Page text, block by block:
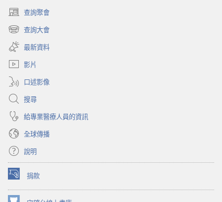
查詢聚會
（開
啟
新
視
窗）
查詢大會
（開
啟
新
視
最新資料
影片
口述影像
搜尋
給專業醫療人員的資訊
全球傳播
說明
捐款
（開
啟
新